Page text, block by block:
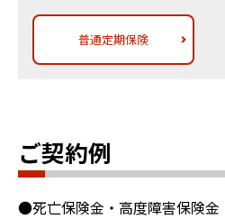
普通定期保険
ご契約例
●死亡保険金・高度障害保険金